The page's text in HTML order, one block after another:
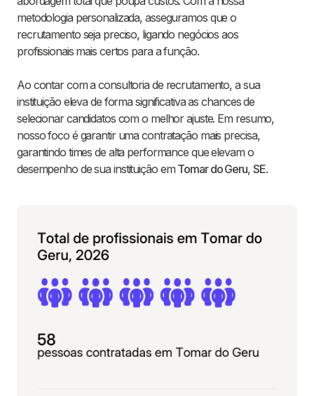
metodologia personalizada, asseguramos que o
recrutamento seja preciso, ligando negócios aos
profissionais mais certos para a função.
Ao contar com a consultoria de recrutamento, a sua
instituição eleva de forma significativa as chances de
selecionar candidatos com o melhor ajuste. Em resumo,
nosso foco é garantir uma contratação mais precisa,
garantindo times de alta performance que elevam o
desempenho de sua instituição em Tomar do Geru, SE.